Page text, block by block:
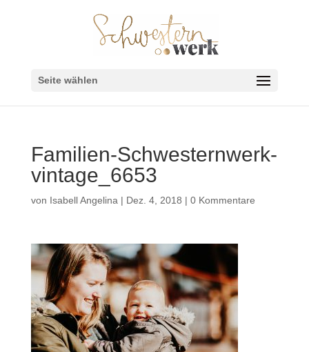
Seite wählen
Familien-Schwesternwerk-
vintage_6653
von Isabell Angelina | Dez. 4, 2018 | 0 Kommentare